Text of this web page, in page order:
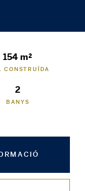
154 m²
CONSTRUÏDA
2
BANYS